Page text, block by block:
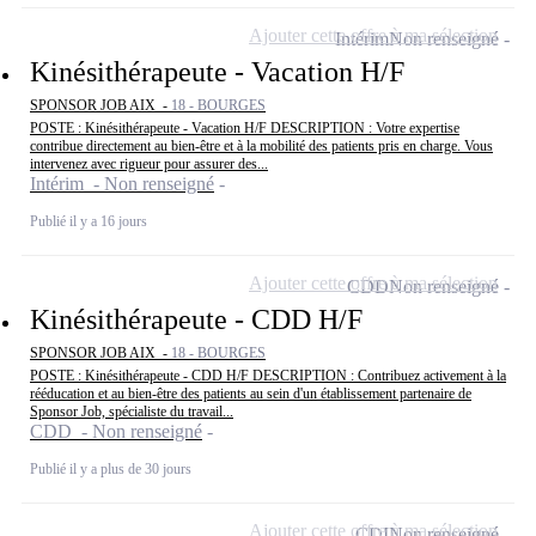
Kinésithérapeute - Vacation H/F
SPONSOR JOB AIX - 18 - BOURGES
POSTE : Kinésithérapeute - Vacation H/F DESCRIPTION : Votre expertise
contribue directement au bien-être et à la mobilité des patients pris en charge. Vous
intervenez avec rigueur pour assurer des...
Intérim - Non renseigné
Publié il y a 16 jours
IntérimNon renseigné
Ajouter cette offre à ma sélection
Kinésithérapeute - CDD H/F
SPONSOR JOB AIX - 18 - BOURGES
POSTE : Kinésithérapeute - CDD H/F DESCRIPTION : Contribuez activement à la
rééducation et au bien-être des patients au sein d'un établissement partenaire de
Sponsor Job, spécialiste du travail...
CDD - Non renseigné
Publié il y a plus de 30 jours
CDDNon renseigné
Ajouter cette offre à ma sélection
Ajouter cette offre à ma sélection